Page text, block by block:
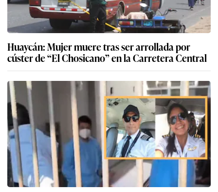
Huaycán: Mujer muere tras ser arrollada por
cúster de “El Chosicano” en la Carretera Central